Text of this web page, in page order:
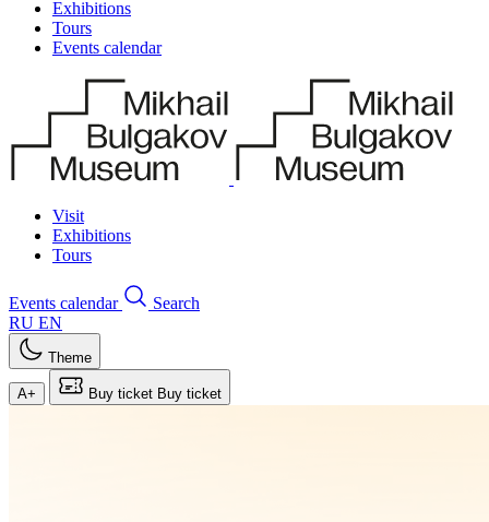
Exhibitions
Tours
Events calendar
Visit
Exhibitions
Tours
Events calendar
Search
RU EN
Theme
A+ Buy ticket Buy ticket